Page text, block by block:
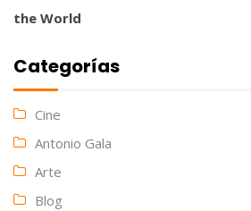
the World
Categorías
Cine
Antonio Gala
Arte
Blog